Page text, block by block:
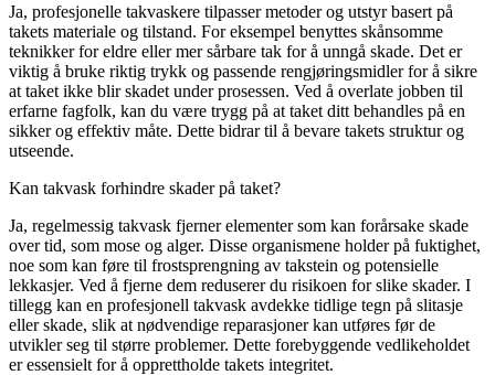
Ja, profesjonelle takvaskere tilpasser metoder og utstyr basert på
takets materiale og tilstand. For eksempel benyttes skånsomme
teknikker for eldre eller mer sårbare tak for å unngå skade. Det er
viktig å bruke riktig trykk og passende rengjøringsmidler for å sikre
at taket ikke blir skadet under prosessen. Ved å overlate jobben til
erfarne fagfolk, kan du være trygg på at taket ditt behandles på en
sikker og effektiv måte. Dette bidrar til å bevare takets struktur og
utseende.
Kan takvask forhindre skader på taket?
Ja, regelmessig takvask fjerner elementer som kan forårsake skade
over tid, som mose og alger. Disse organismene holder på fuktighet,
noe som kan føre til frostsprengning av takstein og potensielle
lekkasjer. Ved å fjerne dem reduserer du risikoen for slike skader. I
tillegg kan en profesjonell takvask avdekke tidlige tegn på slitasje
eller skade, slik at nødvendige reparasjoner kan utføres før de
utvikler seg til større problemer. Dette forebyggende vedlikeholdet
er essensielt for å opprettholde takets integritet.